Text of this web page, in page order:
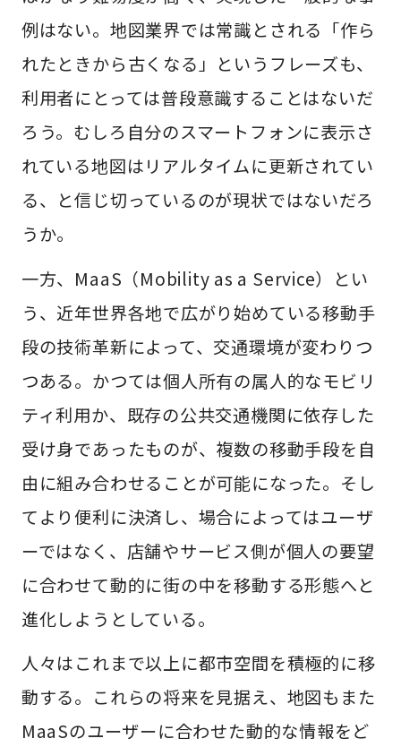
例はない。地図業界では常識とされる「作ら
れたときから古くなる」というフレーズも、
利用者にとっては普段意識することはないだ
ろう。むしろ自分のスマートフォンに表示さ
れている地図はリアルタイムに更新されてい
る、と信じ切っているのが現状ではないだろ
うか。
一方、MaaS（Mobility as a Service）とい
う、近年世界各地で広がり始めている移動手
段の技術革新によって、交通環境が変わりつ
つある。かつては個人所有の属人的なモビリ
ティ利用か、既存の公共交通機関に依存した
受け身であったものが、複数の移動手段を自
由に組み合わせることが可能になった。そし
てより便利に決済し、場合によってはユーザ
ーではなく、店舗やサービス側が個人の要望
に合わせて動的に街の中を移動する形態へと
進化しようとしている。
人々はこれまで以上に都市空間を積極的に移
動する。これらの将来を見据え、地図もまた
MaaSのユーザーに合わせた動的な情報をど